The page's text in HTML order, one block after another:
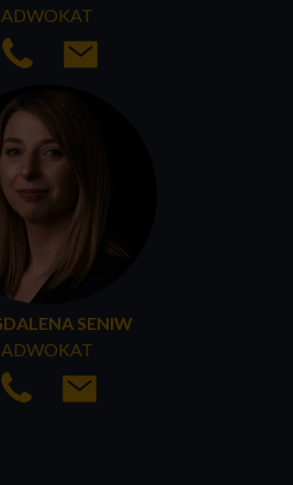
SENIW
ADWOKAT
ADWOKAT